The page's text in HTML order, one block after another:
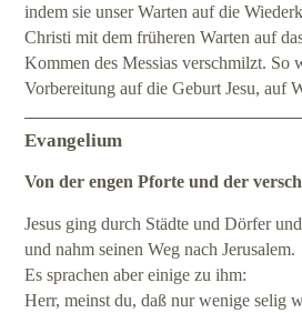
indem sie unser Warten auf die
Christi mit dem früheren Warten auf
Kommen des Messias verschmilzt. So
Vorbereitung auf die Geburt Jesu, auf
Evangelium
Von der engen Pforte und der
Jesus ging durch Städte und Dörfer
und nahm seinen Weg nach Jerusalem.
Es sprachen aber einige zu ihm:
Herr, meinst du, daß nur wenige selig